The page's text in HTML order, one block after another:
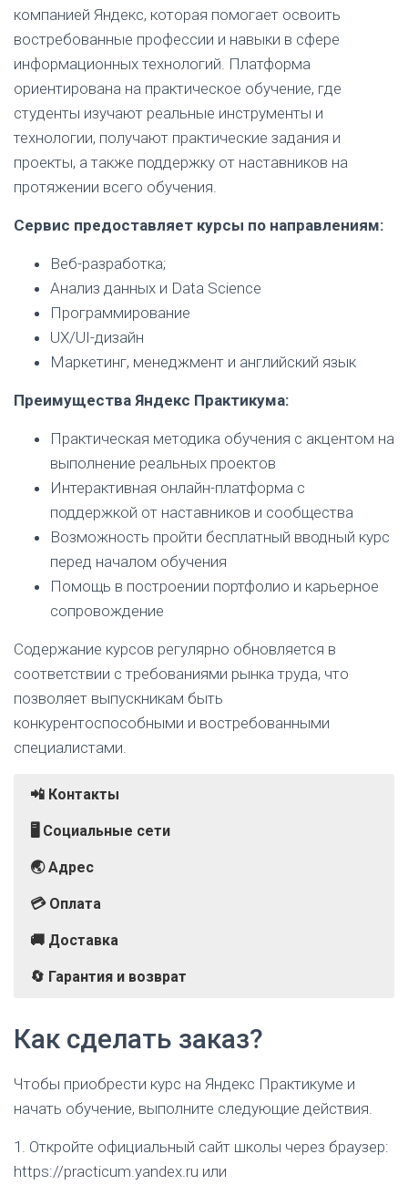
компанией Яндекс, которая помогает освоить
востребованные профессии и навыки в сфере
информационных технологий. Платформа
ориентирована на практическое обучение, где
студенты изучают реальные инструменты и
технологии, получают практические задания и
проекты, а также поддержку от наставников на
протяжении всего обучения.
Сервис предоставляет курсы по направлениям:
Веб-разработка;
Анализ данных и Data Science
Программирование
UX/UI-дизайн
Маркетинг, менеджмент и английский язык
Преимущества Яндекс Практикума:
Практическая методика обучения с акцентом на
выполнение реальных проектов
Интерактивная онлайн-платформа с
поддержкой от наставников и сообщества
Возможность пройти бесплатный вводный курс
перед началом обучения
Помощь в построении портфолио и карьерное
сопровождение
Содержание курсов регулярно обновляется в
соответствии с требованиями рынка труда, что
позволяет выпускникам быть
конкурентоспособными и востребованными
специалистами.
📲 Контакты
🖥️ Социальные сети
🌏 Адрес
💳 Оплата
🚚 Доставка
🔄 Гарантия и возврат
бесплатный)
Telegram
Яндекс Сплит
СБП
За счет работодателя
В кредит
обучения и вернуть деньги. Если поток еще не
стартовал — компания вернет 100% стоимости
курса, если учеба уже началась — возврат
произойдет с учетом уже прошедших дней
Как сделать заказ?
Чтобы приобрести курс на Яндекс Практикуме и
начать обучение, выполните следующие действия.
1. Откройте официальный сайт школы через браузер:
https://practicum.yandex.ru или